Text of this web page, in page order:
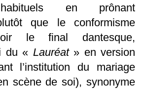
en prônant
que le conformisme
le final dantesque,
du « Lauréat » en version
l’institution du mariage
scène de soi), synonyme